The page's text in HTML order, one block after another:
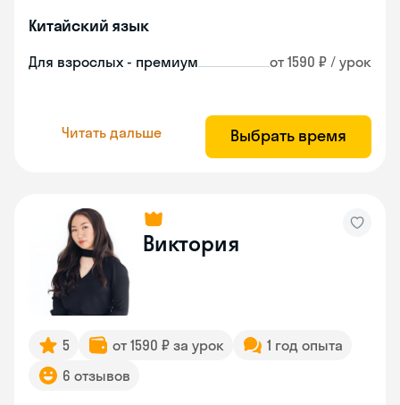
Китайский язык
Для взрослых - премиум от 1590 ₽ / урок
Читать дальше Выбрать время
Виктория
5 от 1590 ₽ за урок
1 год опыта
6 отзывов